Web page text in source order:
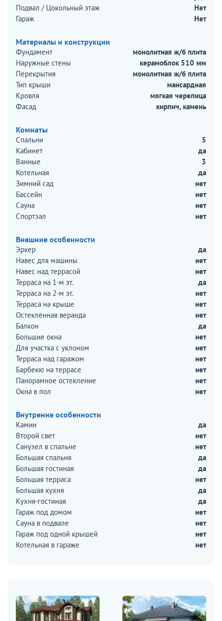
Подвал / Цокольный этаж
Нет
Гараж
Нет
Материалы и конструкции
Фундамент
монолитная ж/б плита
Наружные стены
керамоблок 510 мм
Перекрытия
монолитная ж/б плита
Тип крыши
мансардная
Кровля
мягкая черепица
Фасад
кирпич, камень
Комнаты
Спальни
5
Кабинет
да
Ванные
3
Котельная
да
Зимний сад
нет
Бассейн
нет
Сауна
нет
Спортзал
нет
Внешние особенности
Эркер
да
Навес для машины
нет
Навес над террасой
нет
Терраса на 1-м эт.
да
Терраса на 2-м эт.
нет
Терраса на крыше
нет
Остеклённая веранда
нет
Балкон
да
Большие окна
нет
Для участка с уклоном
нет
Терраса над гаражом
нет
Барбекю на террасе
нет
Панорамное остекление
нет
Окна в пол
нет
Внутренне особенности
Камин
да
Второй свет
нет
Санузел в спальне
нет
Большая спальня
да
Большая гостиная
да
Большая терраса
нет
Большая кухня
да
Кухня-гостиная
да
Гараж под домом
нет
Сауна в подвале
нет
Гараж под одной крышей
нет
Котельная в гараже
нет